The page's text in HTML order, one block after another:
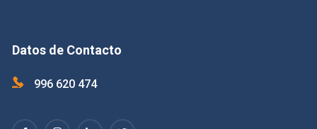
Datos de Contacto
996 620 474